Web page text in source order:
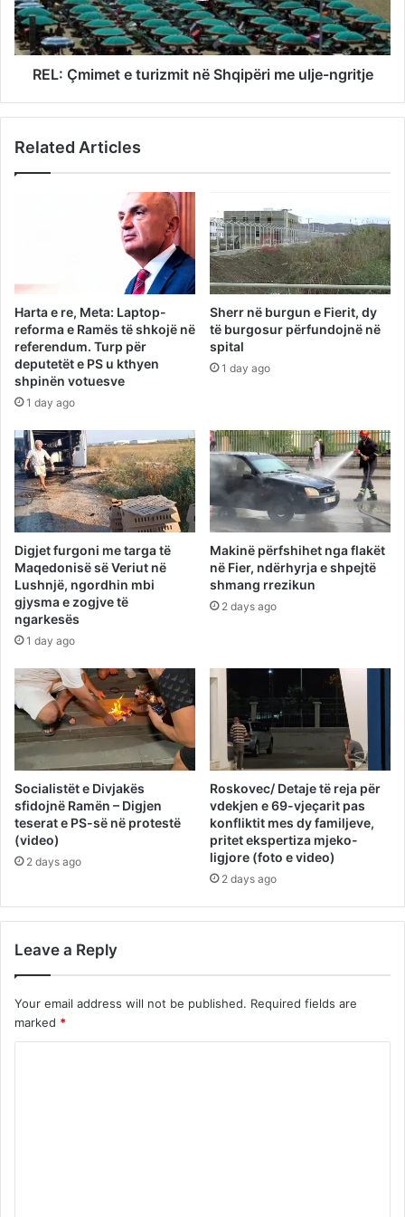
REL: Çmimet e turizmit në Shqipëri me ulje-ngritje
Related Articles
Harta e re, Meta: Laptop-
reforma e Ramës të shkojë në
referendum. Turp për
deputetët e PS u kthyen
shpinën votuesve
1 day ago
Sherr në burgun e Fierit, dy
të burgosur përfundojnë në
spital
1 day ago
Digjet furgoni me targa të
Maqedonisë së Veriut në
Lushnjë, ngordhin mbi
gjysma e zogjve të
ngarkesës
1 day ago
Makinë përfshihet nga flakët
në Fier, ndërhyrja e shpejtë
shmang rrezikun
2 days ago
Socialistët e Divjakës
sfidojnë Ramën – Digjen
teserat e PS-së në protestë
(video)
2 days ago
Roskovec/ Detaje të reja për
vdekjen e 69-vjeçarit pas
konfliktit mes dy familjeve,
pritet ekspertiza mjeko-
ligjore (foto e video)
2 days ago
Leave a Reply
Your email address will not be published. Required fields are
marked *